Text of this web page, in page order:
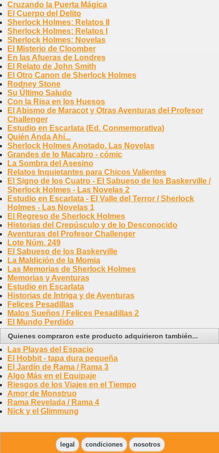
Cruzando la Puerta Mágica
El Cuerpo del Delito
Sherlock Holmes: Relatos II
Sherlock Holmes: Relatos I
Sherlock Holmes: Novelas
El Misterio de Cloomber
En las Afueras de Londres
El Relato de John Smith
El Otro Canon de Sherlock Holmes
Rodney Stone
Su Último Saludo
Con la Risa en los Huesos
El Abismo de Maracot y Otras Aventuras del Profesor
Challenger
Estudio en Escarlata (Ed. Conmemorativa)
Quién Anda Ahí...
Sherlock Holmes Anotado. Las Novelas
Grandes de lo Macabro - cómic
La Sombra del Asesino
Relatos Inquietantes para Chicos Valientes
El Signo de los Cuatro - El Sabueso de los Baskerville /
Sherlock Holmes - Las Novelas 2
Estudio en Escarlata - El Valle del Terror / Sherlock
Holmes - Las Novelas 1
El Regreso de Sherlock Holmes
Historias del Crepúsculo y de lo Desconocido
Aventuras del Profesor Challenger
Lote Núm. 249
El Sabueso de los Baskerville
La Maldición de la Momia
Las Memorias de Sherlock Holmes
Memorias y Aventuras
Estudio en Escarlata
Historias de Intriga y de Aventuras
Felices Pesadillas
Malos Sueños / Felices Pesadillas 2
El Mundo Perdido
Quienes compraron este producto adquirieron también...
Las Playas del Espacio
El Hobbit - tapa dura pequeña
El Jardín de Rama / Rama 3
Algo Más en el Equipaje
Riesgos de los Viajes en el Tiempo
Amor de Monstruo
Rama Revelada / Rama 4
Nick y el Glimmung
legal condiciones nosotros